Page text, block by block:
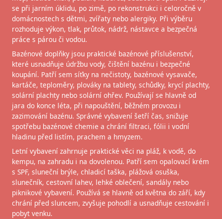
se při jarním úklidu, po zimě, po rekonstrukci i celoročně v
domácnostech s dětmi, zvířaty nebo alergiky. Při výběru
rozhoduje výkon, tlak, průtok, nádrž, nástavce a bezpečná
práce s párou či vodou.
Bazénové doplňky jsou praktické bazénové příslušenství,
které usnadňuje údržbu vody, čištění bazénu i bezpečné
koupání. Patří sem síťky na nečistoty, bazénové vysavače,
kartáče, teploměry, plováky na tablety, schůdky, krycí plachty,
solární plachty nebo solární ohřev. Používají se hlavně od
jara do konce léta, při napouštění, běžném provozu i
zazimování bazénu. Správné vybavení šetří čas, snižuje
spotřebu bazénové chemie a chrání filtraci, fólii i vodní
hladinu před listím, prachem a hmyzem.
Letní vybavení zahrnuje praktické věci na pláž, k vodě, do
kempu, na zahradu i na dovolenou. Patří sem opalovací krém
s SPF, sluneční brýle, chladicí taška, plážová osuška,
slunečník, cestovní lahev, lehké oblečení, sandály nebo
piknikové vybavení. Používá se hlavně od května do září, kdy
chrání před sluncem, zvyšuje pohodlí a usnadňuje cestování i
pobyt venku.